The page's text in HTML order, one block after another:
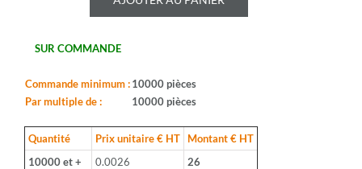
-
R0402B
Boitier:
0402
Valeur:
750ohm
SUR COMMANDE
Commande minimum :10000 pièces
Par multiple de :
10000 pièces
Quantité Prix unitaire € HT
Montant € HT
10000 et +
0.0026
26